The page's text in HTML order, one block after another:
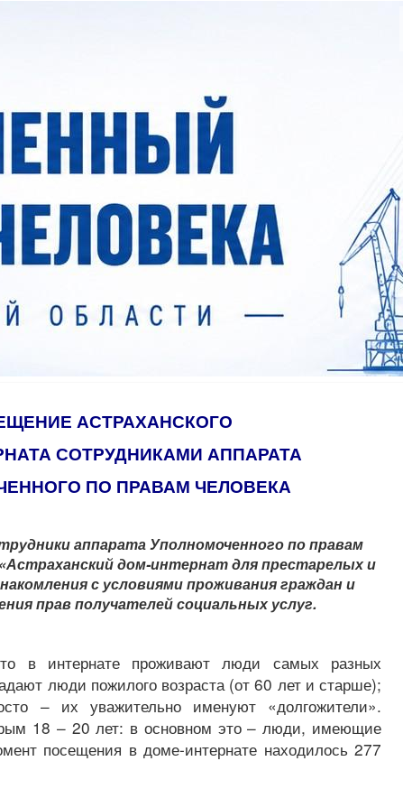
АСТРАХАНСКОГО
СОТРУДНИКАМИ АППАРАТА
ПО ПРАВАМ ЧЕЛОВЕКА
аппарата Уполномоченного по правам
дом-интернат для престарелых и
с условиями проживания граждан и
прав получателей социальных услуг.
в интернате проживают люди самых разных
люди пожилого возраста (от 60 лет и старше);
– их уважительно именуют «долгожители».
18 – 20 лет: в основном это – люди, имеющие
посещения в доме-интернате находилось 277